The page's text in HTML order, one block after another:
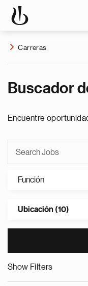
Carreras
Buscador
Encuentre
Función
Ubicación (10)
Show Filters